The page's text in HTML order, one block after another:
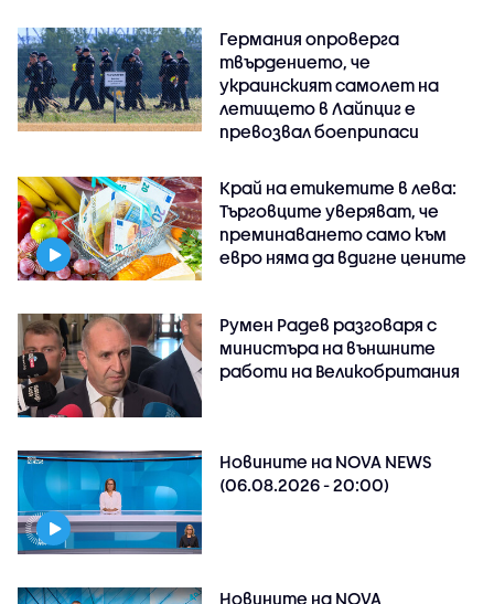
Германия опроверга
твърдението, че
украинският самолет на
летището в Лайпциг е
превозвал боеприпаси
Край на етикетите в лева:
Търговците уверяват, че
преминаването само към
евро няма да вдигне цените
Румен Радев разговаря с
министъра на външните
работи на Великобритания
Новините на NOVA NEWS
(06.08.2026 - 20:00)
Новините на NOVA